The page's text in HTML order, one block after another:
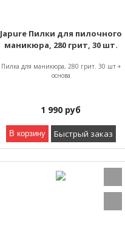
Japure Пилки для пилочного
маникюра, 280 грит, 30 шт.
Пилка для маникюра, 280 грит. 30 шт +
основа
1 990 руб
В корзину Быстрый заказ